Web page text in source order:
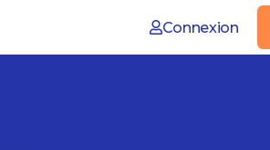
Connexion